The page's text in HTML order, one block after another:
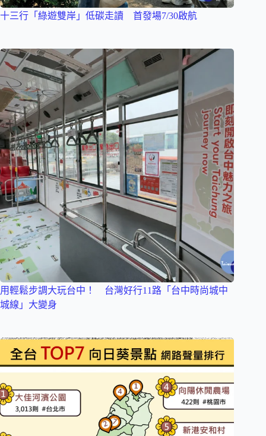
十三行「綠遊雙岸」低碳走讀 首發場7/30啟航
用輕鬆步調大玩台中！ 台灣好行11路「台中時尚城中
城線」大變身